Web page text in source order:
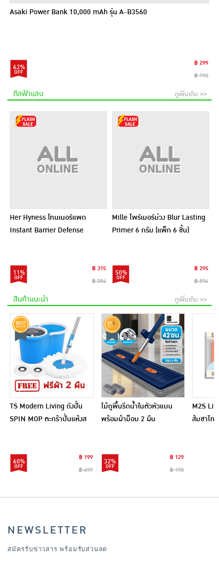
Asaki Power Bank 10,000 mAh รุ่น A-B3560
62%
฿ 299
฿ 790
ดีลฟ้าแลบ ดูเพิ่มเติม >>
Her Hyness โทนเนอร์แพด
Instant Barrier Defense
11%
฿ 315
฿ 354
Mille ไพร์เมอร์ม่วง Blur Lasting
Primer 6 กรัม (แพ็ก 6 ชิ้น)
50%
฿ 295
฿ 594
สินค้าแนะนำ ดูเพิ่มเติม >>
TS Modern Living ถังปั่น
SPIN MOP ตะกร้าปั่นแห้งส
60%
฿ 199
฿ 499
ไม้ถูพื้นรีดน้ำในตัวหัวแบน
พร้อมผ้าม็อบ 2 ผืน
32%
฿ 129
฿ 190
M2S
ส้มชาไท
NEWSLETTER
สมัครรับข่าวสาร พร้อมรับส่วนลด